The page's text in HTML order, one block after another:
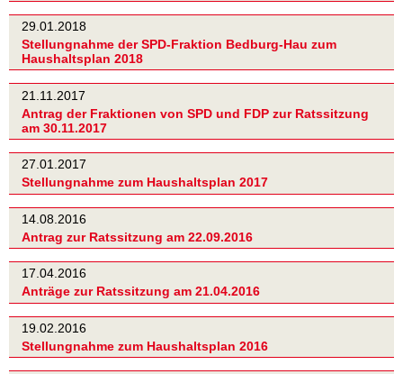
29.01.2018
Stellungnahme der SPD-Fraktion Bedburg-Hau zum
Haushaltsplan 2018
21.11.2017
Antrag der Fraktionen von SPD und FDP zur Ratssitzung
am 30.11.2017
27.01.2017
Stellungnahme zum Haushaltsplan 2017
14.08.2016
Antrag zur Ratssitzung am 22.09.2016
17.04.2016
Anträge zur Ratssitzung am 21.04.2016
19.02.2016
Stellungnahme zum Haushaltsplan 2016